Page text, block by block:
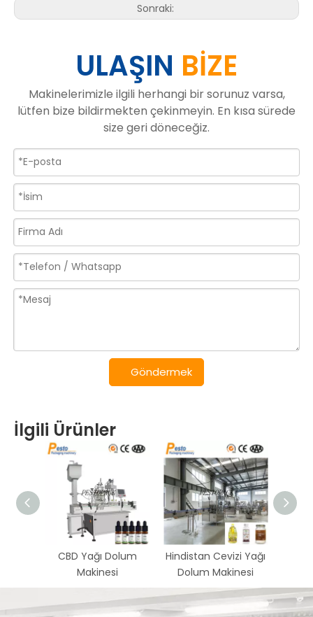
Sonraki:
ULAŞIN BİZE
Makinelerimizle ilgili herhangi bir sorunuz varsa,
lütfen bize bildirmekten çekinmeyin. En kısa sürede
size geri döneceğiz.
Göndermek
İlgili Ürünler
CBD Yağı Dolum
Makinesi
Hindistan Cevizi Yağı
Dolum Makinesi